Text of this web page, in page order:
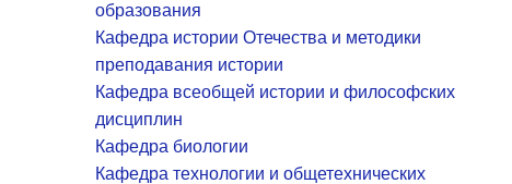
образования
Кафедра истории Отечества и методики
преподавания истории
Кафедра всеобщей истории и философских
дисциплин
Кафедра биологии
Кафедра технологии и общетехнических